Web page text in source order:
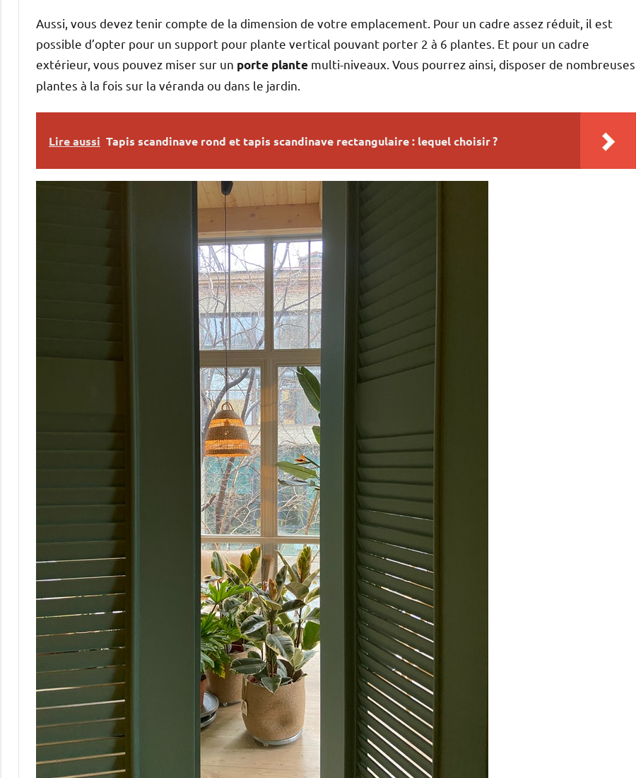
Aussi, vous devez tenir compte de la dimension de votre emplacement. Pour un cadre assez réduit, il est
possible d’opter pour un support pour plante vertical pouvant porter 2 à 6 plantes. Et pour un cadre
extérieur, vous pouvez miser sur un porte plante multi-niveaux. Vous pourrez ainsi, disposer de nombreuses
plantes à la fois sur la véranda ou dans le jardin.
Lire aussi Tapis scandinave rond et tapis scandinave rectangulaire : lequel choisir ?